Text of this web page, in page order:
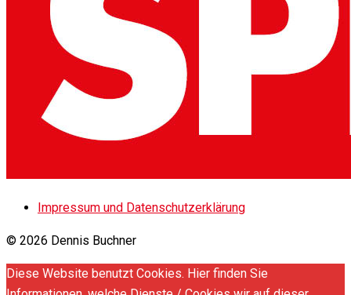
Impressum und Datenschutzerklärung
© 2026 Dennis Buchner
Diese Website benutzt Cookies. Hier finden Sie